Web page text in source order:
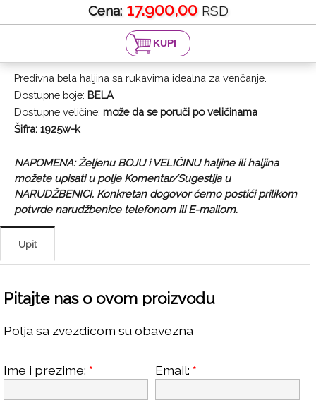
Cena: 17.900,00 RSD
Predivna bela haljina sa rukavima idealna za venčanje.
Dostupne boje: BELA
Dostupne veličine: može da se poruči po veličinama
Šifra: 1925w-k
NAPOMENA: Željenu BOJU i VELIČINU haljine ili haljina
možete upisati u polje Komentar/Sugestija u
NARUDŽBENICI. Konkretan dogovor ćemo postići prilikom
potvrde narudžbenice telefonom ili E-mailom.
Upit